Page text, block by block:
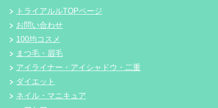
トライアルルTOPページ
お問い合わせ
100均コスメ
まつ毛・眉毛
アイライナー・アイシャドウ・二重
ダイエット
ネイル・マニキュア